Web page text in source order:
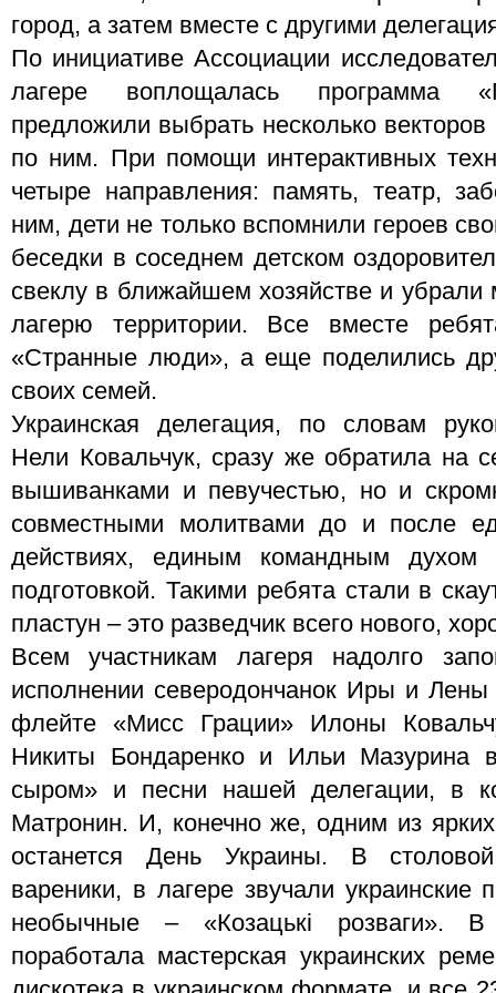
город, а затем вместе с другими
По инициативе Ассоциации
лагере воплощалась программа
предложили выбрать несколько векторов
по ним. При помощи интерактивных
четыре направления: память, театр,
ним, дети не только вспомнили героев
беседки в соседнем детском
свеклу в ближайшем хозяйстве и
лагерю территории. Все вместе
«Странные люди», а еще поделились
своих семей.
Украинская делегация, по словам
Нели Ковальчук, сразу же обратила на
вышиванками и певучестью, но и
совместными молитвами до и после
действиях, единым командным духом
подготовкой. Такими ребята стали в
пластун – это разведчик всего нового,
Всем участникам лагеря надолго
исполнении северодончанок Иры и
флейте «Мисс Грации» Илоны
Никиты Бондаренко и Ильи Мазурина
сыром» и песни нашей делегации, в
Матронин. И, конечно же, одним из
останется День Украины. В
вареники, в лагере звучали
необычные – «Козацькі розваги».
поработала мастерская украинских